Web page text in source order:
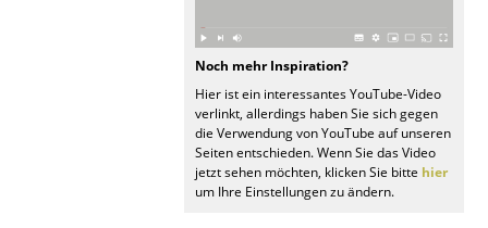
... alle Aufbewahrungsmöbel
Hängeleuchten & Deckenleuchten
Schreibtischleuchten
Noch mehr Inspiration?
Hier ist ein interessantes YouTube-Video
verlinkt, allerdings haben Sie sich gegen
die Verwendung von YouTube auf unseren
Seiten entschieden. Wenn Sie das Video
jetzt sehen möchten, klicken Sie bitte hier
um Ihre Einstellungen zu ändern.